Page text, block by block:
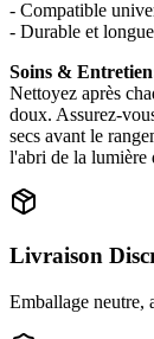
- Compatible
- Durable et
Soins &
Nettoyez après
doux. Assurez-
secs avant le
l'abri de la lumière
Livraison
Emballage neutre,